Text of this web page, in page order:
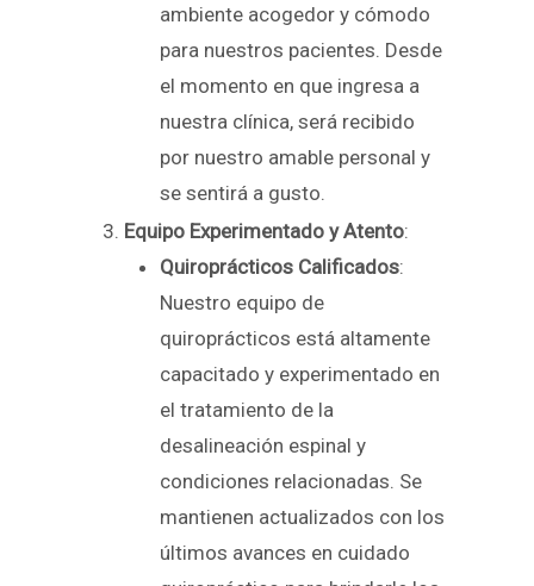
ambiente acogedor y cómodo
para nuestros pacientes. Desde
el momento en que ingresa a
nuestra clínica, será recibido
por nuestro amable personal y
se sentirá a gusto.
Equipo Experimentado y Atento:
Quiroprácticos Calificados:
Nuestro equipo de
quiroprácticos está altamente
capacitado y experimentado en
el tratamiento de la
desalineación espinal y
condiciones relacionadas. Se
mantienen actualizados con los
últimos avances en cuidado